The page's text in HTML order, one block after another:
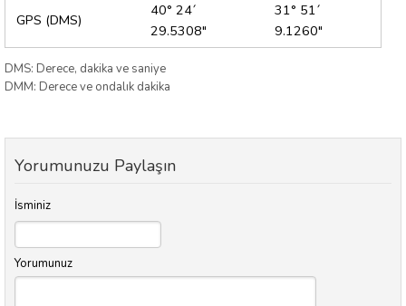
GPS (DMS)
40° 24´
29.5308"
31° 51´
9.1260"
DMS: Derece, dakika ve saniye
DMM: Derece ve ondalık dakika
Yorumunuzu Paylaşın
İsminiz
Yorumunuz